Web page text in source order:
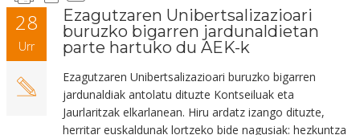
28
Urr
Ezagutzaren Unibertsalizazioari
buruzko bigarren jardunaldietan
parte hartuko du AEK-k
Ezagutzaren Unibertsalizazioari buruzko bigarren
jardunaldiak antolatu dituzte Kontseiluak eta
Jaurlaritzak elkarlanean. Hiru ardatz izango dituzte,
herritar euskaldunak lortzeko bide nagusiak: hezkuntza